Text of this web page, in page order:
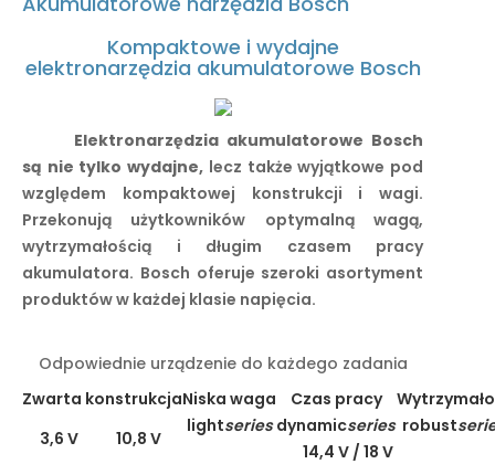
Kompaktowe i wydajne
elektronarzędzia akumulatorowe Bosch
Elektronarzędzia akumulatorowe Bosch
są nie tylko wydajne, lecz także wyjątkowe pod
względem kompaktowej konstrukcji i wagi.
Przekonują użytkowników optymalną wagą,
wytrzymałością i długim czasem pracy
akumulatora. Bosch oferuje szeroki asortyment
produktów w każdej klasie napięcia.
Odpowiednie urządzenie do każdego zadania
Zwarta konstrukcjaNiska waga Czas pracy
3,6 V
10,8 V
lightseries dynamicseries robust
14,4 V / 18 V